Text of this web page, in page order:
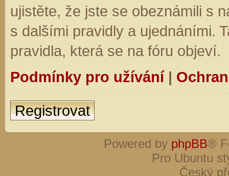
ujistěte, že jste se obeznámili s
s dalšími pravidly a ujednáními.
pravidla, která se na fóru objeví.
Podmínky pro užívání|
Registrovat
Powered by phpBB®
Pro Ubuntu
Český